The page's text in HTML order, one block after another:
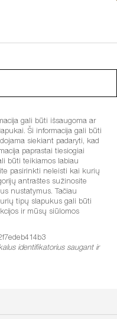
gali būti išsaugoma ar
Ši informacija gali būti
siekiant padaryti, kad
paprastai tiesiogiai
būti teikiamos labiau
pasirinkti neleisti kai kurių
antraštes sužinosite
nustatymus. Tačiau
tipų slapukus gali būti
ir mūsų siūlomos
identifikatorius saugant ir